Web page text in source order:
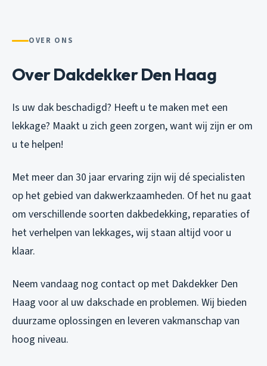
OVER ONS
Over Dakdekker Den Haag
Is uw dak beschadigd? Heeft u te maken met een
lekkage? Maakt u zich geen zorgen, want wij zijn er om
u te helpen!
Met meer dan 30 jaar ervaring zijn wij dé specialisten
op het gebied van dakwerkzaamheden. Of het nu gaat
om verschillende soorten dakbedekking, reparaties of
het verhelpen van lekkages, wij staan altijd voor u
klaar.
Neem vandaag nog contact op met Dakdekker Den
Haag voor al uw dakschade en problemen. Wij bieden
duurzame oplossingen en leveren vakmanschap van
hoog niveau.